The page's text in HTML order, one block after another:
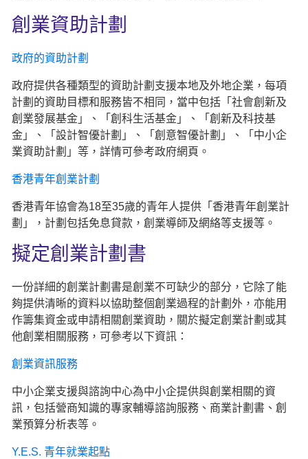
創業資助計劃
政府的資助計劃
政府提供各種類型的資助計劃支援本地及外地企業，每項
計劃的資助目標和服務皆不相同，當中包括「社會創新及
創業發展基金」、「創科生活基金」、「創新及科技基
金」、「設計智優計劃」、「創意智優計劃」、「中小企
業資助計劃」等，詳情可參考政府網頁。
香港青年創業計劃
香港青年協會為18至35歲的青年人提供「香港青年創業計
劃」，計劃包括免息貸款，創業導師及網絡等支援等。
擬定創業計劃書
一份詳細的創業計劃書是創業不可缺少的部分，它除了能
夠提供清晰的資料以協助整個創業過程的計劃外，亦能用
作籌集資金或申請相關創業資助，關於擬定創業計劃或其
他創業相關服務，可參考以下資訊：
創業資訊服務
中小企業支援與諮詢中心為中小企提供與創業相關的資
訊，包括營商知識的專家輔導諮詢服務、商業計劃書、創
業預算分析表等。
Y.E.S. 青年就業起點